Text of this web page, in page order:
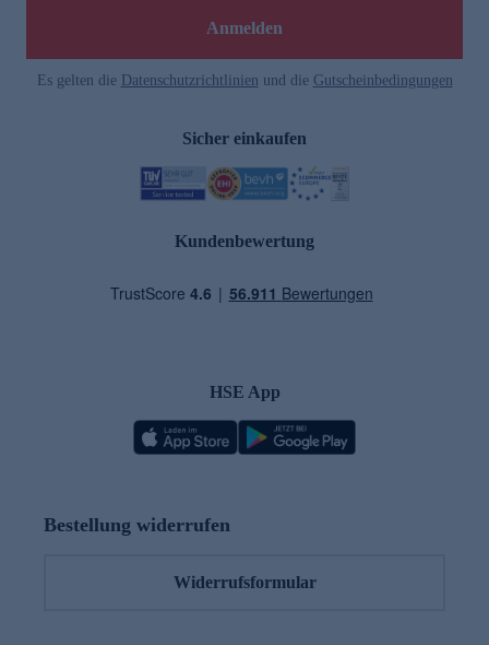
Anmelden
Es gelten die Datenschutzrichtlinien und die Gutscheinbedingungen
Sicher einkaufen
Kundenbewertung
HSE App
Bestellung widerrufen
Widerrufsformular